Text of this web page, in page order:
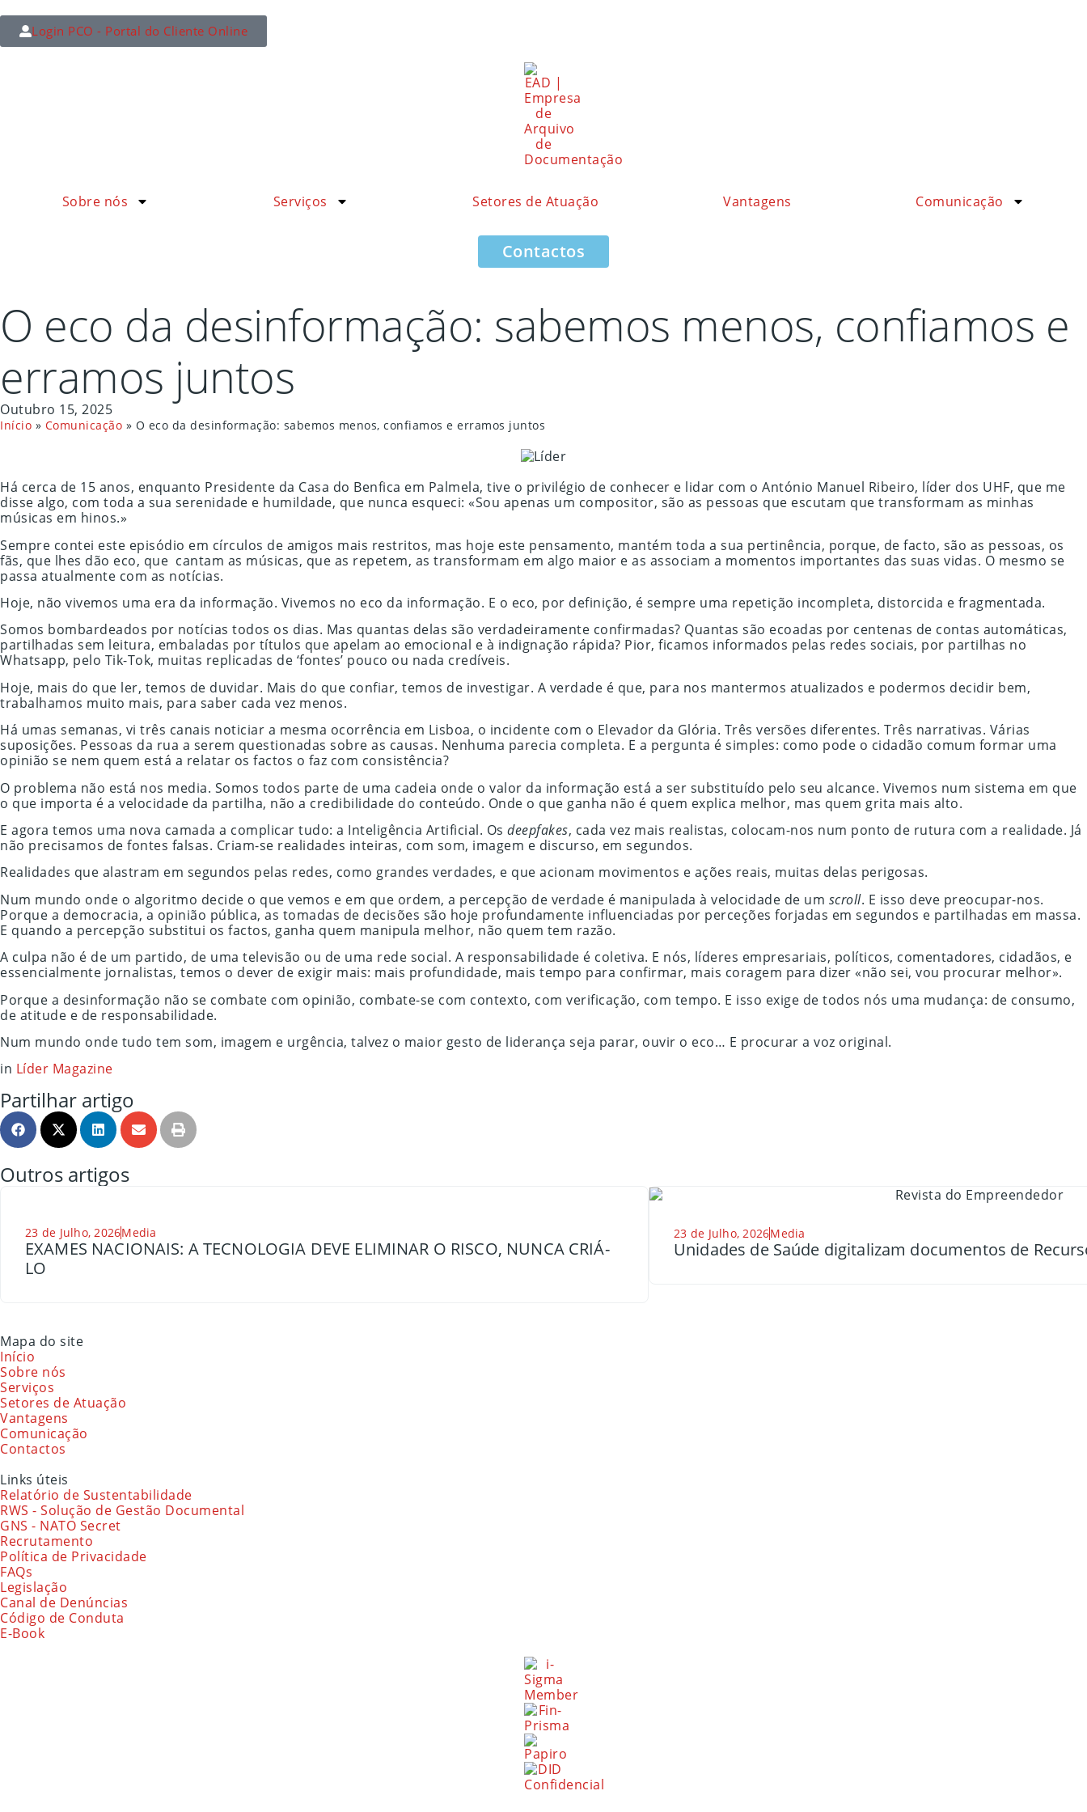
Login PCO - Portal do Cliente Online
Sobre nós Serviços Setores de Atuação Vantagens Comunicação
Contactos
O eco da desinformação: sabemos menos, confiamos e
erramos juntos
Outubro 15, 2025
Início » Comunicação » O eco da desinformação: sabemos menos, confiamos e erramos juntos
Há cerca de 15 anos, enquanto Presidente da Casa do Benfica em Palmela, tive o privilégio de conhecer e lidar com o António Manuel Ribeiro, líder dos UHF, que me
disse algo, com toda a sua serenidade e humildade, que nunca esqueci: «Sou apenas um compositor, são as pessoas que escutam que transformam as minhas
músicas em hinos.»
Sempre contei este episódio em círculos de amigos mais restritos, mas hoje este pensamento, mantém toda a sua pertinência, porque, de facto, são as pessoas, os
fãs, que lhes dão eco, que cantam as músicas, que as repetem, as transformam em algo maior e as associam a momentos importantes das suas vidas. O mesmo se
passa atualmente com as notícias.
Hoje, não vivemos uma era da informação. Vivemos no eco da informação. E o eco, por definição, é sempre uma repetição incompleta, distorcida e fragmentada.
Somos bombardeados por notícias todos os dias. Mas quantas delas são verdadeiramente confirmadas? Quantas são ecoadas por centenas de contas automáticas,
partilhadas sem leitura, embaladas por títulos que apelam ao emocional e à indignação rápida? Pior, ficamos informados pelas redes sociais, por partilhas no
Whatsapp, pelo Tik-Tok, muitas replicadas de ‘fontes’ pouco ou nada credíveis.
Hoje, mais do que ler, temos de duvidar. Mais do que confiar, temos de investigar. A verdade é que, para nos mantermos atualizados e podermos decidir bem,
trabalhamos muito mais, para saber cada vez menos.
Há umas semanas, vi três canais noticiar a mesma ocorrência em Lisboa, o incidente com o Elevador da Glória. Três versões diferentes. Três narrativas. Várias
suposições. Pessoas da rua a serem questionadas sobre as causas. Nenhuma parecia completa. E a pergunta é simples: como pode o cidadão comum formar uma
opinião se nem quem está a relatar os factos o faz com consistência?
O problema não está nos media. Somos todos parte de uma cadeia onde o valor da informação está a ser substituído pelo seu alcance. Vivemos num sistema em que
o que importa é a velocidade da partilha, não a credibilidade do conteúdo. Onde o que ganha não é quem explica melhor, mas quem grita mais alto.
E agora temos uma nova camada a complicar tudo: a Inteligência Artificial. Os deepfakes, cada vez mais realistas, colocam-nos num ponto de rutura com a realidade. Já
não precisamos de fontes falsas. Criam-se realidades inteiras, com som, imagem e discurso, em segundos.
Realidades que alastram em segundos pelas redes, como grandes verdades, e que acionam movimentos e ações reais, muitas delas perigosas.
Num mundo onde o algoritmo decide o que vemos e em que ordem, a percepção de verdade é manipulada à velocidade de um scroll. E isso deve preocupar-nos.
Porque a democracia, a opinião pública, as tomadas de decisões são hoje profundamente influenciadas por perceções forjadas em segundos e partilhadas em massa.
E quando a percepção substitui os factos, ganha quem manipula melhor, não quem tem razão.
A culpa não é de um partido, de uma televisão ou de uma rede social. A responsabilidade é coletiva. E nós, líderes empresariais, políticos, comentadores, cidadãos, e
essencialmente jornalistas, temos o dever de exigir mais: mais profundidade, mais tempo para confirmar, mais coragem para dizer «não sei, vou procurar melhor».
Porque a desinformação não se combate com opinião, combate-se com contexto, com verificação, com tempo. E isso exige de todos nós uma mudança: de consumo,
de atitude e de responsabilidade.
Num mundo onde tudo tem som, imagem e urgência, talvez o maior gesto de liderança seja parar, ouvir o eco… E procurar a voz original.
in Líder Magazine
Partilhar artigo
Outros artigos
23 de Julho, 2026Media
EXAMES NACIONAIS: A TECNOLOGIA DEVE ELIMINAR O RISCO, NUNCA CRIÁ-
LO
23 de Julho, 2026Media
Unidades de Saúde digitalizam documentos de
Mapa do site
Início
Sobre nós
Serviços
Setores de Atuação
Vantagens
Comunicação
Contactos
Links úteis
Relatório de Sustentabilidade
RWS - Solução de Gestão Documental
GNS - NATO Secret
Recrutamento
Política de Privacidade
FAQs
Legislação
Canal de Denúncias
Código de Conduta
E-Book